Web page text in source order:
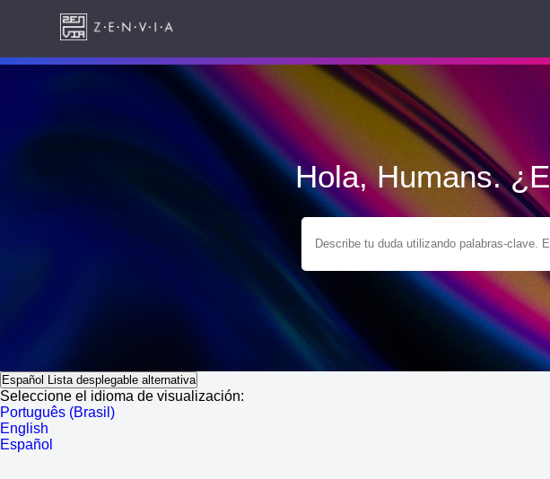
Hola, Humans.
Español Lista desplegable alternativa
Seleccione el idioma de visualización:
Português (Brasil)
English
Español